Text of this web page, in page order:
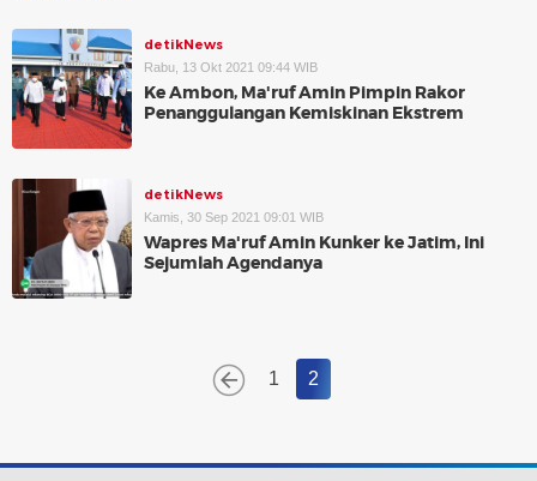
detikNews
Rabu, 13 Okt 2021 09:44 WIB
Ke Ambon, Ma'ruf Amin Pimpin Rakor
Penanggulangan Kemiskinan Ekstrem
detikNews
Kamis, 30 Sep 2021 09:01 WIB
Wapres Ma'ruf Amin Kunker ke Jatim, Ini
Sejumlah Agendanya
1 2